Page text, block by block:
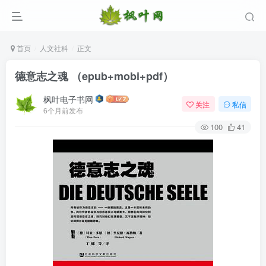
首页 人文社科 正文
德意志之魂 （epub+mobi+pdf）
枫叶电子书网
6个月前发布
关注 私信
100 41
登录
没有账号？立即注册
用户名/手机号/邮箱
登录密码